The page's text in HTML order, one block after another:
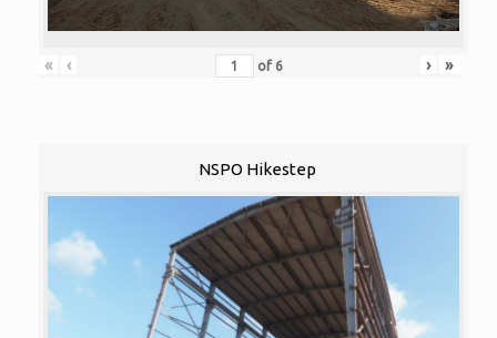
« ‹ of 6 › »
NSPO Hikestep